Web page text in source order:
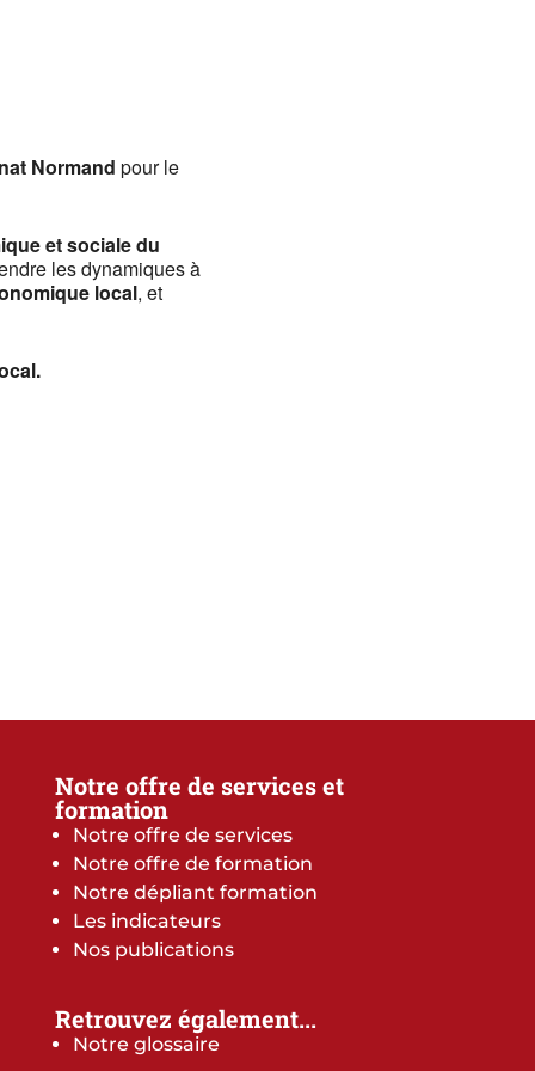
Normand pour le
et sociale du
les dynamiques à
local, et
Notre offre de services et
formation
Notre offre de services
Notre offre de formation
Notre dépliant formation
Les indicateurs
Nos publications
Retrouvez également...
Notre glossaire